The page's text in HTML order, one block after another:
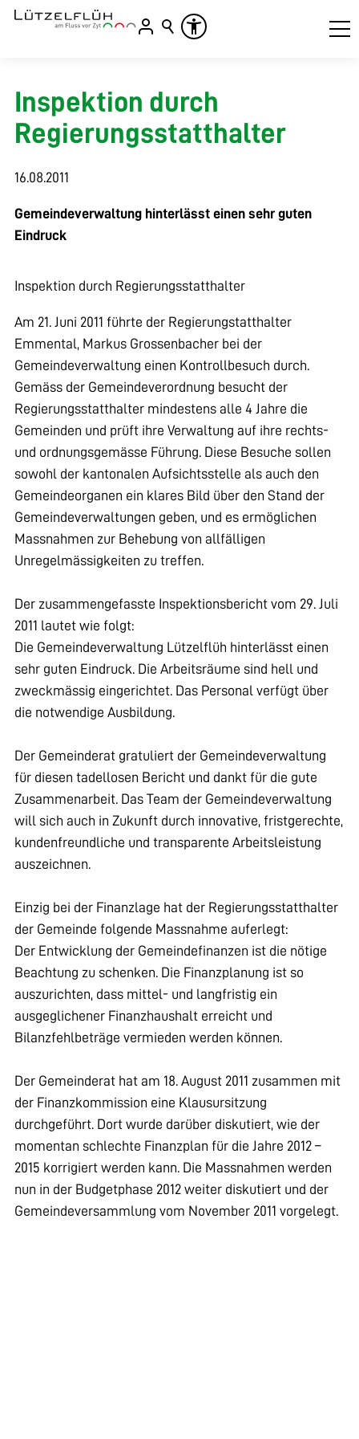
Inspektion durch
Regierungsstatthalter
16.08.2011
Gemeindeverwaltung hinterlässt einen sehr guten
Eindruck
Inspektion durch Regierungsstatthalter
Am 21. Juni 2011 führte der Regierungstatthalter
Emmental, Markus Grossenbacher bei der
Gemeindeverwaltung einen Kontrollbesuch durch.
Gemäss der Gemeindeverordnung besucht der
Regierungsstatthalter mindestens alle 4 Jahre die
Gemeinden und prüft ihre Verwaltung auf ihre rechts-
und ordnungsgemässe Führung. Diese Besuche sollen
sowohl der kantonalen Aufsichtsstelle als auch den
Gemeindeorganen ein klares Bild über den Stand der
Gemeindeverwaltungen geben, und es ermöglichen
Massnahmen zur Behebung von allfälligen
Unregelmässigkeiten zu treffen.
Der zusammengefasste Inspektionsbericht vom 29. Juli
2011 lautet wie folgt:
Die Gemeindeverwaltung Lützelflüh hinterlässt einen
sehr guten Eindruck. Die Arbeitsräume sind hell und
zweckmässig eingerichtet. Das Personal verfügt über
die notwendige Ausbildung.
Der Gemeinderat gratuliert der Gemeindeverwaltung
für diesen tadellosen Bericht und dankt für die gute
Zusammenarbeit. Das Team der Gemeindeverwaltung
will sich auch in Zukunft durch innovative, fristgerechte,
kundenfreundliche und transparente Arbeitsleistung
auszeichnen.
Einzig bei der Finanzlage hat der Regierungsstatthalter
der Gemeinde folgende Massnahme auferlegt:
Der Entwicklung der Gemeindefinanzen ist die nötige
Beachtung zu schenken. Die Finanzplanung ist so
auszurichten, dass mittel- und langfristig ein
ausgeglichener Finanzhaushalt erreicht und
Bilanzfehlbeträge vermieden werden können.
Der Gemeinderat hat am 18. August 2011 zusammen mit
der Finanzkommission eine Klausursitzung
durchgeführt. Dort wurde darüber diskutiert, wie der
momentan schlechte Finanzplan für die Jahre 2012 –
2015 korrigiert werden kann. Die Massnahmen werden
nun in der Budgetphase 2012 weiter diskutiert und der
Gemeindeversammlung vom November 2011 vorgelegt.